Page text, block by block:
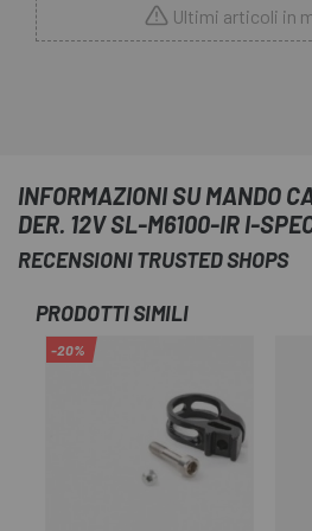
Ultimi articoli in
INFORMAZIONI SU MANDO
DER. 12V SL-M6100-IR I-
RECENSIONI TRUSTED SHOPS
PRODOTTI SIMILI
-20%